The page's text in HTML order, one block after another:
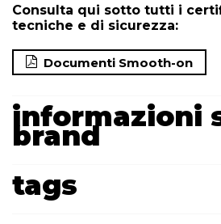
Consulta qui sotto tutti i
tecniche e di sicurezza:
Documenti Smooth-on
informazioni
brand
tags